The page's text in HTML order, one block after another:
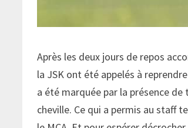
Après les deux jours de repos
la JSK ont été appelés à
a été marquée par la présence
cheville. Ce qui a permis au staff